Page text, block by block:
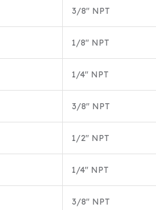
3/8″ NPT
1/8″ NPT
1/4″ NPT
3/8″ NPT
1/2″ NPT
1/4″ NPT
3/8″ NPT